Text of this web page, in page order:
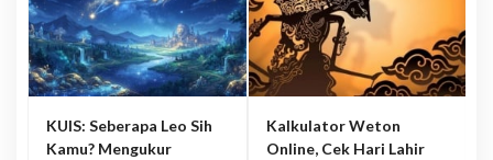
KUIS: Seberapa Leo Sih
Kamu? Mengukur
Kalkulator Weton
Online, Cek Hari Lahir